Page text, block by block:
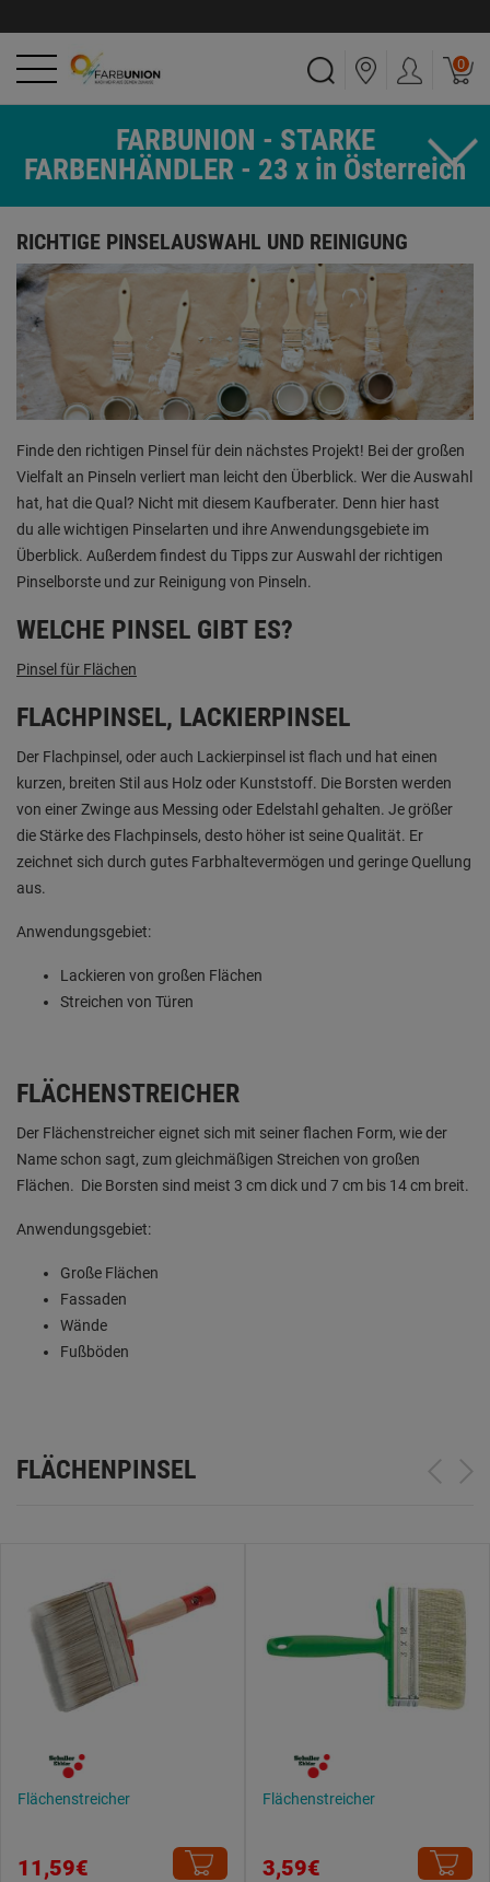
0
FARBUNION - STARKE
FARBENHÄNDLER - 23 x in Österreich
RICHTIGE PINSELAUSWAHL UND REINIGUNG
Finde den richtigen Pinsel für dein nächstes Projekt! Bei der großen
Vielfalt an Pinseln verliert man leicht den Überblick. Wer die Auswahl
hat, hat die Qual? Nicht mit diesem Kaufberater. Denn hier hast
du alle wichtigen Pinselarten und ihre Anwendungsgebiete im
Überblick. Außerdem findest du Tipps zur Auswahl der richtigen
Pinselborste und zur Reinigung von Pinseln.
WELCHE PINSEL GIBT ES?
Pinsel für Flächen
FLACHPINSEL, LACKIERPINSEL
Der Flachpinsel, oder auch Lackierpinsel ist flach und hat einen
kurzen, breiten Stil aus Holz oder Kunststoff. Die Borsten werden
von einer Zwinge aus Messing oder Edelstahl gehalten. Je größer
die Stärke des Flachpinsels, desto höher ist seine Qualität. Er
zeichnet sich durch gutes Farbhaltevermögen und geringe Quellung
aus.
Anwendungsgebiet:
Lackieren von großen Flächen
Streichen von Türen
FLÄCHENSTREICHER
Der Flächenstreicher eignet sich mit seiner flachen Form, wie der
Name schon sagt, zum gleichmäßigen Streichen von großen
Flächen. Die Borsten sind meist 3 cm dick und 7 cm bis 14 cm breit.
Anwendungsgebiet:
Große Flächen
Fassaden
Wände
Fußböden
FLÄCHENPINSEL
Flächenstreicher
11,59€
Flächenstreicher
3,59€